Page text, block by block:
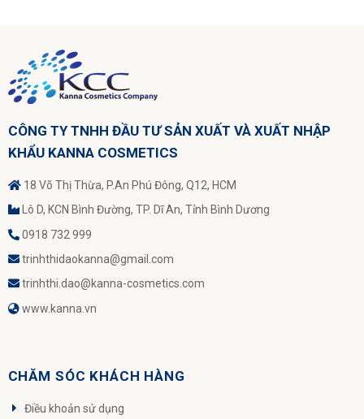
CÔNG TY TNHH ĐẦU TƯ SẢN XUẤT VÀ XUẤT NHẬP
KHẨU KANNA COSMETICS
18 Võ Thị Thừa, P.An Phú Đông, Q12, HCM
Lô D, KCN Bình Đường, TP. Dĩ An, Tỉnh Bình Dương
0918 732 999
trinhthidaokanna@gmail.com
trinhthi.dao@kanna-cosmetics.com
www.kanna.vn
CHĂM SÓC KHÁCH HÀNG
Điều khoản sử dụng